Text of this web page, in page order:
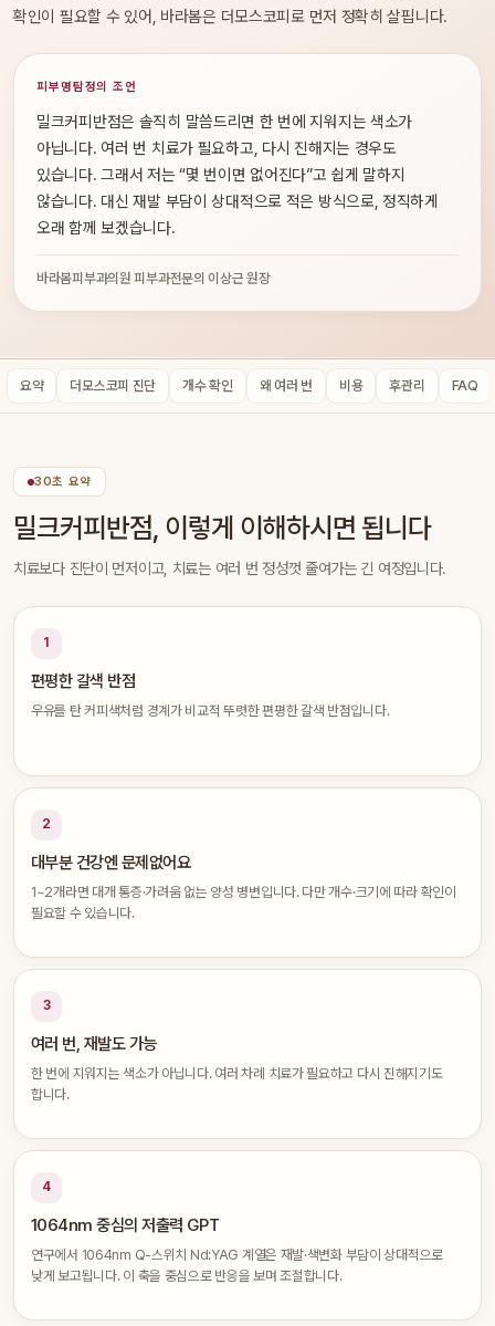
확인이 필요할 수 있어, 바라봄은 더모스코피로 먼저 정확히 살핍니다.
피부명탐정의 조언
밀크커피반점은 솔직히 말씀드리면 한 번에 지워지는 색소가
아닙니다. 여러 번 치료가 필요하고, 다시 진해지는 경우도
있습니다. 그래서 저는 “몇 번이면 없어진다”고 쉽게 말하지
않습니다. 대신 재발 부담이 상대적으로 적은 방식으로, 정직하게
오래 함께 보겠습니다.
바라봄피부과의원 피부과전문의 이상근 원장
요약 더모스코피 진단 개수 확인 왜 여러 번 비용 후관리 FAQ
30초 요약
밀크커피반점, 이렇게 이해하시면 됩니다
치료보다 진단이 먼저이고, 치료는 여러 번 정성껏 줄여가는 긴 여정입니다.
1
편평한 갈색 반점
우유를 탄 커피색처럼 경계가 비교적 뚜렷한 편평한 갈색 반점입니다.
2
대부분 건강엔 문제없어요
1~2개라면 대개 통증·가려움 없는 양성 병변입니다. 다만 개수·크기에 따라 확인이
필요할 수 있습니다.
3
여러 번, 재발도 가능
한 번에 지워지는 색소가 아닙니다. 여러 차례 치료가 필요하고 다시 진해지기도
합니다.
4
1064nm 중심의 저출력 GPT
연구에서 1064nm Q-스위치 Nd:YAG 계열은 재발·색변화 부담이 상대적으로
낮게 보고됩니다. 이 축을 중심으로 반응을 보며 조절합니다.